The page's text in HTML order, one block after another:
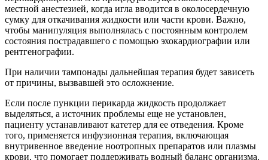
местной анестезией, когда игла вводится в околосердечную
сумку для откачивания жидкости или части крови. Важно,
чтобы манипуляция выполнялась с постоянным контролем
состояния пострадавшего с помощью эхокардиографии или
рентгенографии.
При наличии тампонады дальнейшая терапия будет зависеть
от причины, вызвавшей это осложнение.
Если после пункции перикарда жидкость продолжает
выделяться, а источник проблемы еще не установлен,
пациенту устанавливают катетер для ее отведения. Кроме
того, применяется инфузионная терапия, включающая
внутривенное введение ноотропных препаратов или плазмы
крови, что помогает поддерживать водный баланс организма.